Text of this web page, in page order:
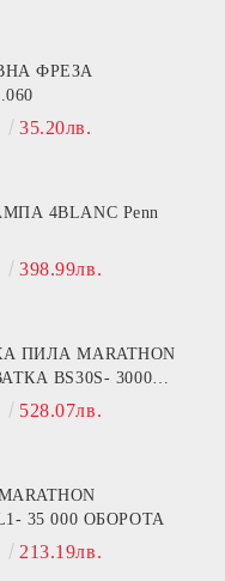
ФРЕЗА
35.20лв.
4BLANC Penn
398.99лв.
ПИЛА MARATHON
30000
528.07лв.
35 000 ОБОРОТА
213.19лв.